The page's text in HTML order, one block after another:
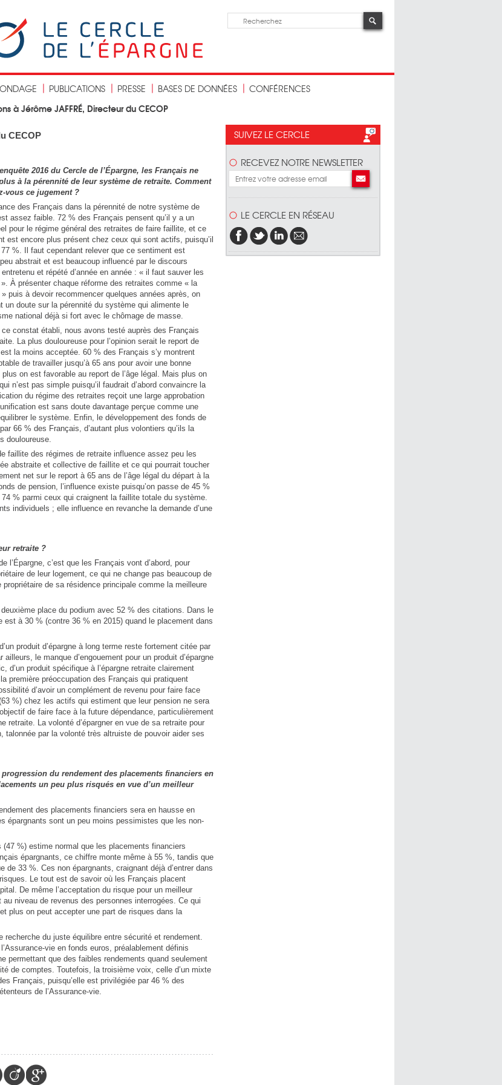
PUBLICATIONS PRESSE BASES DE DONNÉES
CONFÉRENCES
à Jérôme JAFFRÉ, Directeur du CECOP
CECOP
2016 du Cercle de l’Épargne, les Français ne
à la pérennité de leur système de retraite. Comment
vous ce jugement ?
des Français dans la pérennité de notre système de
assez faible. 72 % des Français pensent qu’il y a un
pour le régime général des retraites de faire faillite, et ce
est encore plus présent chez ceux qui sont actifs, puisqu’il
%. Il faut cependant relever que ce sentiment est
abstrait et est beaucoup influencé par le discours
et répété d’année en année : « il faut sauver les
À présenter chaque réforme des retraites comme « la
puis à devoir recommencer quelques années après, on
un doute sur la pérennité du système qui alimente le
national déjà si fort avec le chômage de masse.
ce constat établi, nous avons testé auprès des Français
La plus douloureuse pour l’opinion serait le report de
la moins acceptée. 60 % des Français s’y montrent
de travailler jusqu’à 65 ans pour avoir une bonne
on est favorable au report de l’âge légal. Mais plus on
n’est pas simple puisqu’il faudrait d’abord convaincre la
du régime des retraites reçoit une large approbation
est sans doute davantage perçue comme une
le système. Enfin, le développement des fonds de
66 % des Français, d’autant plus volontiers qu’ils la
douloureuse.
faillite des régimes de retraite influence assez peu les
abstraite et collective de faillite et ce qui pourrait toucher
net sur le report à 65 ans de l’âge légal du départ à la
de pension, l’influence existe puisqu’on passe de 45 %
% parmi ceux qui craignent la faillite totale du système.
individuels ; elle influence en revanche la demande d’une
retraite ?
l’Épargne, c’est que les Français vont d’abord, pour
de leur logement, ce qui ne change pas beaucoup de
propriétaire de sa résidence principale comme la meilleure
place du podium avec 52 % des citations. Dans le
est à 30 % (contre 36 % en 2015) quand le placement dans
produit d’épargne à long terme reste fortement citée par
le manque d’engouement pour un produit d’épargne
d’un produit spécifique à l’épargne retraite clairement
première préoccupation des Français qui pratiquent
d’avoir un complément de revenu pour faire face
%) chez les actifs qui estiment que leur pension ne sera
de faire face à la future dépendance, particulièrement
retraite. La volonté d’épargner en vue de sa retraite pour
par la volonté très altruiste de pouvoir aider ses
du rendement des placements financiers en
un peu plus risqués en vue d’un meilleur
des placements financiers sera en hausse en
épargnants sont un peu moins pessimistes que les non-
%) estime normal que les placements financiers
épargnants, ce chiffre monte même à 55 %, tandis que
de 33 %. Ces non épargnants, craignant déjà d’entrer dans
Le tout est de savoir où les Français placent
De même l’acceptation du risque pour un meilleur
niveau de revenus des personnes interrogées. Ce qui
plus on peut accepter une part de risques dans la
du juste équilibre entre sécurité et rendement.
vie en fonds euros, préalablement définis
permettant que des faibles rendements quand seulement
de comptes. Toutefois, la troisième voix, celle d’un mixte
Français, puisqu’elle est privilégiée par 46 % des
de l’Assurance-vie.
SUIVEZ LE CERCLE
RECEVEZ NOTRE NEWSLETTER
LE CERCLE EN RÉSEAU